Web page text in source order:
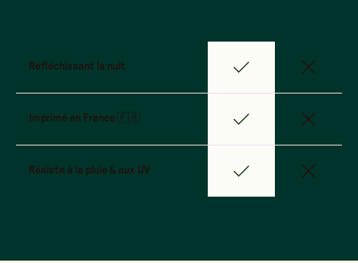
Réfléchissant la nuit
Imprimé en France 🇫🇷
Résiste à la pluie & aux UV